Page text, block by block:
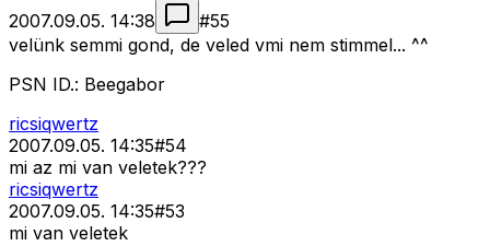
2007.09.05. 14:38 #55
velünk semmi gond, de veled vmi nem stimmel... ^^
PSN ID.: Beegabor
ricsiqwertz
2007.09.05. 14:35#54
mi az mi van veletek???
ricsiqwertz
2007.09.05. 14:35#53
mi van veletek